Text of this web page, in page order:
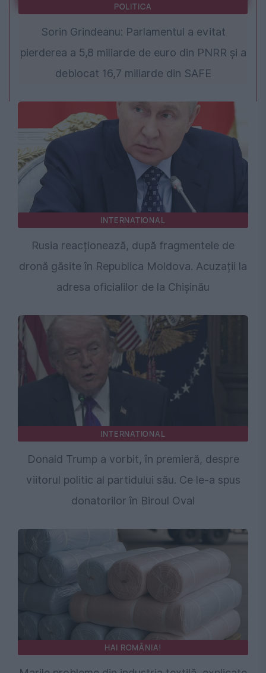
POLITICA
Sorin Grindeanu: Parlamentul a evitat
pierderea a 5,8 miliarde de euro din PNRR și a
deblocat 16,7 miliarde din SAFE
INTERNATIONAL
Rusia reacționează, după fragmentele de
dronă găsite în Republica Moldova. Acuzații la
adresa oficialilor de la Chișinău
INTERNATIONAL
Donald Trump a vorbit, în premieră, despre
viitorul politic al partidului său. Ce le-a spus
donatorilor în Biroul Oval
HAI ROMÂNIA!